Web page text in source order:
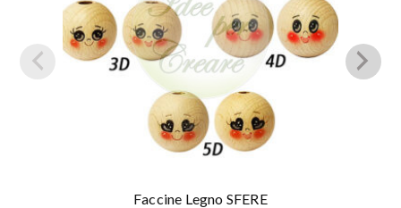
Faccine Legno SFERE